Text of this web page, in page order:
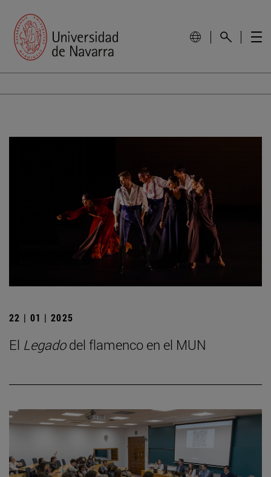
22 | 01 | 2025
El Legadodel flamenco en el MUN